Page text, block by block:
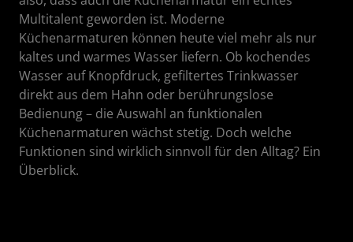
Multitalent geworden ist. Moderne
Küchenarmaturen können heute viel mehr als nur
kaltes und warmes Wasser liefern. Ob kochendes
Wasser auf Knopfdruck, gefiltertes Trinkwasser
direkt aus dem Hahn oder berührungslose
Bedienung – die Auswahl an funktionalen
Küchenarmaturen wächst stetig. Doch welche
Funktionen sind wirklich sinnvoll für den Alltag? Ein
Überblick.